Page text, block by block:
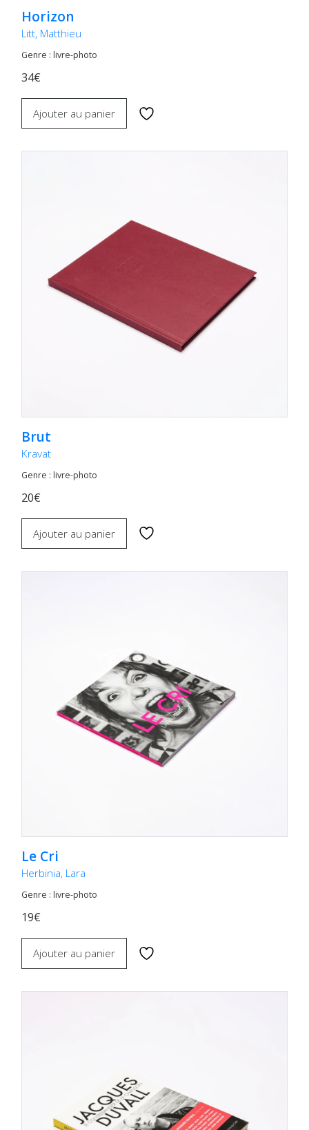
Horizon
Litt, Matthieu
Genre : livre-photo
34€
Ajouter au panier
Brut
Kravat
Genre : livre-photo
20€
Ajouter au panier
Le Cri
Herbinia, Lara
Genre : livre-photo
19€
Ajouter au panier